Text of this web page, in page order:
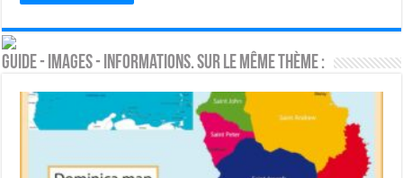
Guide - Images - Informations. Sur le même thème :